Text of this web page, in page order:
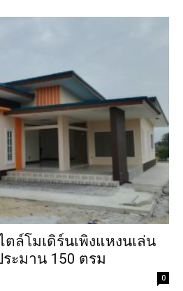
ล์โมเดิร์นเพิงแหงนเล่น
ะมาน 150 ตรม
0